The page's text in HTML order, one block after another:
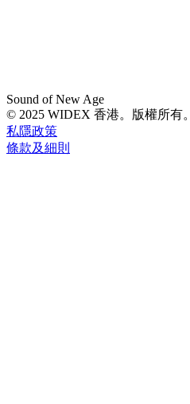
Sound of New Age
© 2025 WIDEX 香港。版權所有。
私隱政策
條款及細則